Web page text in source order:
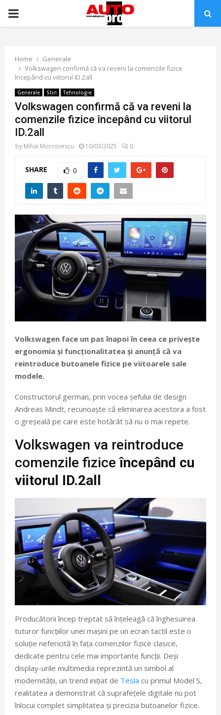
PRIMARY
Home
Generale
Volkswagen confirmă că va reveni la comenzile fizice
începând cu viitorul ID.2all
Generale Stiri Tehnologie
Volkswagen confirmă că va reveni la
comenzile fizice începând cu viitorul
ID.2all
by Mihai Morcovescu 10/03/2025 0
SHARE 0
Volkswagen face un pas înapoi în ceea ce privește
ergonomia și funcționalitatea și anunță că va
reintroduce butoanele fizice pe viitoarele sale
modele.
Constructorul german, prin vocea șefului de design
Andreas Mindt, recunoaște că eliminarea acestora a fost
o greșeală pe care este hotărât să nu o mai repete.
Volkswagen va reintroduce
comenzile fiziceîncepând cu
viitorul ID.2all
Producătorii încep treptat să înțeleagă că înghesuirea
tuturor funcțiilor unei mașini pe un ecran tactil este o
soluție nefericită în fața comenzilor fizice clasice,
dedicate pentru cele mai importante funcții. Deși
display-urile multimedia reprezintă un simbol al
modernității, un trend inițiat de Tesla cu primul Model S,
realitatea a demonstrat că suprafețele digitale nu pot
înlocui complet simplitatea și precizia butoanelor fizice.